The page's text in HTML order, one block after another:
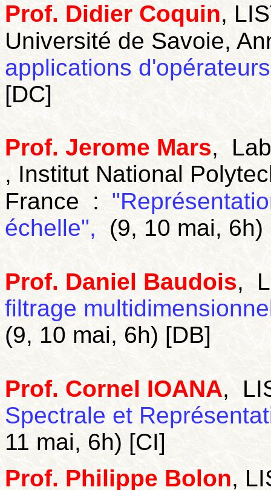
Prof. Didier Coquin,
Université de Savoie,
applications
[DC]
Prof. Jerome Mars,
, Institut National
France :
échelle",
(9, 10 mai, 6h)
Prof. Daniel Baudois,
filtrage
(9, 10 mai, 6h) [DB]
Prof. Cornel IOANA,
Spectrale et
11 mai, 6h) [CI]
Prof. Philippe Bolon,